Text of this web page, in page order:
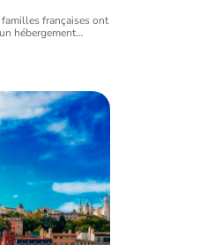
françaises ont
hébergement…